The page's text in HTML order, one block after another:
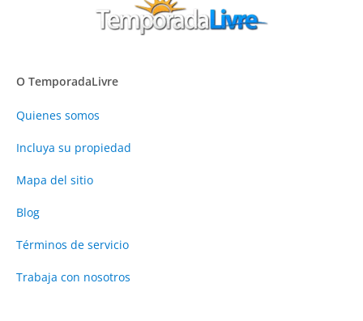
O TemporadaLivre
Quienes somos
Incluya su propiedad
Mapa del sitio
Blog
Términos de servicio
Trabaja con nosotros